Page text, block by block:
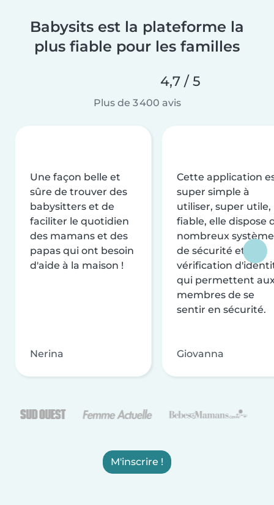
Babysits est la plateforme la
plus fiable pour les familles
4,7 / 5
Plus de 3 400 avis
Une façon belle et
sûre de trouver des
babysitters et de
faciliter le quotidien
des mamans et des
papas qui ont besoin
d'aide à la maison !
Nerina
Cette application
super simple à
utiliser, super utile,
fiable, elle dispose
nombreux
de sécurité et de
vérification
qui permettent
membres de se
sentir en sécurité.
Giovanna
M'inscrire !